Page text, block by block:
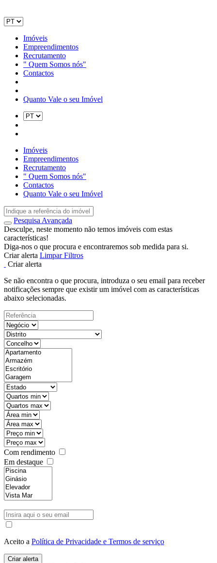
Imóveis
Empreendimentos
Recrutamento
" Quem Somos nós"
Contactos
Quanto Vale o seu Imóvel
Imóveis
Empreendimentos
Recrutamento
" Quem Somos nós"
Contactos
Quanto Vale o seu Imóvel
Pesquisa Avançada
Desculpe, neste momento não temos imóveis com estas
características!
Diga-nos o que procura e encontraremos sob medida para si.
Criar alerta Limpar Filtros
Criar alerta
Se não encontra o que procura, introduza o seu email para receber
notificações sempre que existir um imóvel com as características
abaixo selecionadas.
Com rendimento
Em destaque
Aceito a Política de Privacidade e Termos de serviço